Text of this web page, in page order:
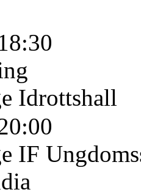
Idrottshall
IF